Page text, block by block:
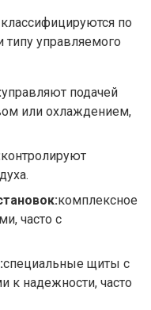
по
управляемого
управляют подачей
или охлаждением,
контролируют
комплексное
часто с
специальные щиты с
надежности, часто